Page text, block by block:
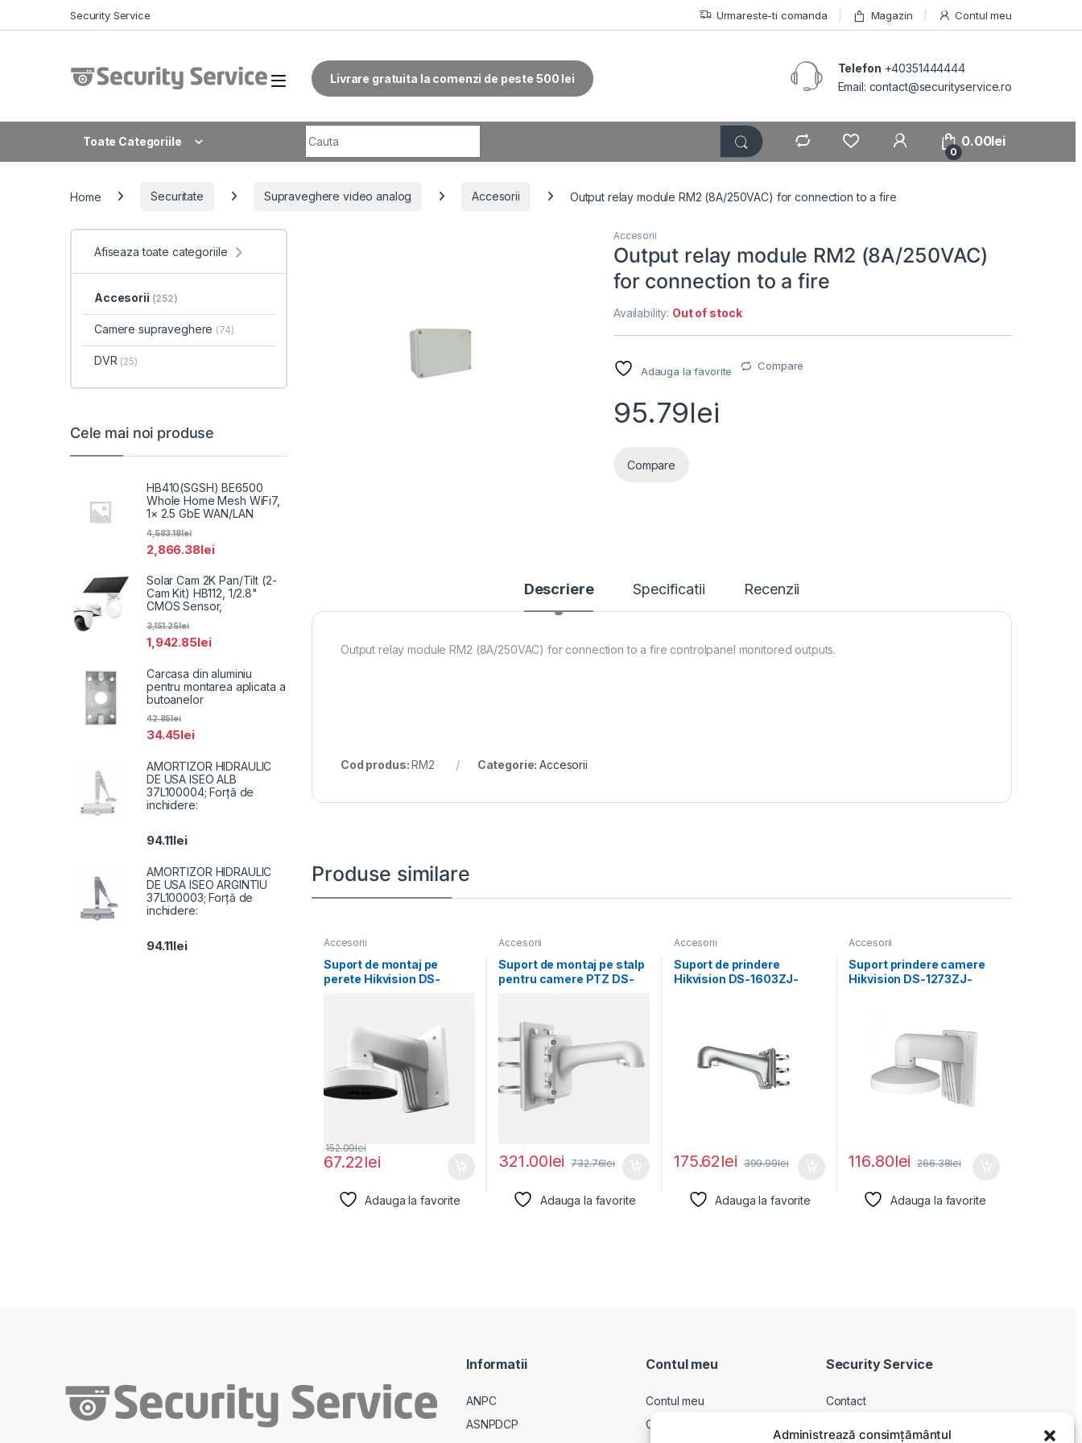
Administrează consimțământul
Security Service Urmareste-ti comanda Magazin Contul meu
Livrare gratuita la comenzi de peste 500 lei
Telefon +40351444444
Email: contact@securityservice.ro
Toate Categoriile
0
0.00lei
Home Securitate Supraveghere video analog Accesorii Output relay module RM2 (8A/250VAC) for connection to a fire
Accesorii
Output relay module RM2 (8A/250VAC)
for connection to a fire
Availability: Out of stock
Adauga la favorite Compare
95.79lei
Compare
Descriere Specificatii Recenzii
Output relay module RM2 (8A/250VAC) for connection to a fire controlpanel monitored outputs.
Cod produs:RM2 Categorie:Accesorii
Produse similare
Accesorii
Suport de montaj pe
perete Hikvision DS-
67.22lei
152.09lei
Adauga la favorite
Accesorii
Suport de montaj pe stalp
pentru camere PTZ DS-
321.00lei 732.76lei
Adauga la favorite
Accesorii
Suport de prindere
Hikvision DS-1603ZJ-
175.62lei 399.99lei
Adauga la favorite
Accesorii
Suport prindere camere
Hikvision DS-1273ZJ-
116.80lei 266.38lei
Adauga la favorite
Afiseaza toate categoriile
Accesorii (252)
Camere supraveghere (74)
DVR (25)
Cele mai noi produse
HB410(SGSH) BE6500
Whole Home Mesh WiFi7,
1× 2.5 GbE WAN/LAN
2,866.38lei
4,583.18lei
Solar Cam 2K Pan/Tilt (2-
Cam Kit) HB112, 1/2.8"
CMOS Sensor,
1,942.85lei
3,151.25lei
Carcasa din aluminiu
pentru montarea aplicata a
butoanelor
34.45lei
42.85lei
AMORTIZOR HIDRAULIC
DE USA ISEO ALB
37L100004; Forță de
inchidere:
94.11lei
AMORTIZOR HIDRAULIC
DE USA ISEO ARGINTIU
37L100003; Forță de
inchidere:
94.11lei
Informatii
ANPC
ASNPDCP
Contul meu
Contul meu
Comenzi
Security Service
Contact